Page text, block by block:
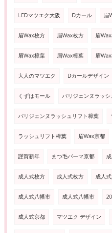
LEDマツエク大阪 Dカール 眉
眉Wax枚方 眉Wax枚方 眉
眉Wax樟葉 眉Wax樟葉 眉
大人のマツエク Dカールデザイン
くずはモール パリジェンヌラッ
パリジェンヌラッシュリフト樟葉
ラッシュリフト樟葉 眉Wax京都
謹賀新年 まつ毛パーマ京都
成人式枚方 成人式枚方 成人
成人式八幡市 成人式八幡市
成人式京都 マツエク デザイン